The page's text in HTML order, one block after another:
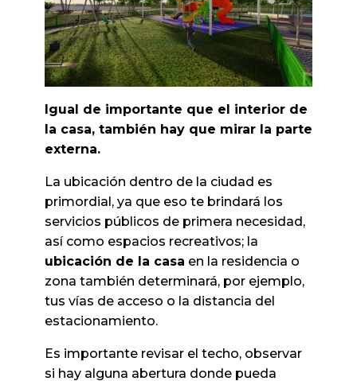
Igual de importante que el interior de
la casa, también hay que mirar la parte
externa.
La ubicación dentro de la ciudad es
primordial, ya que eso te brindará los
servicios públicos de primera necesidad,
así como espacios recreativos; la
ubicación de la casa en la residencia o
zona también determinará, por ejemplo,
tus vías de acceso o la distancia del
estacionamiento.
Es importante revisar el techo, observar
si hay alguna abertura donde pueda